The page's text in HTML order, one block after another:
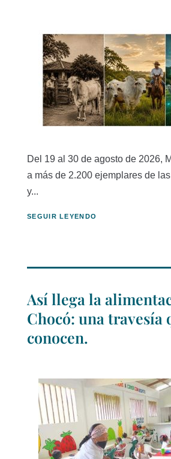
Del 19 al 30 de agosto de 2026,
a más de 2.200 ejemplares de
y...
SEGUIR LEYENDO
Así llega la
Chocó: una travesía
conocen.